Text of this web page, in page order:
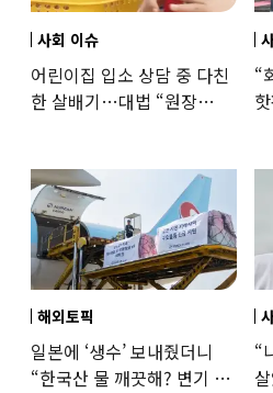
사회 이슈
어린이집 입소 상담 중 다친
한 살배기…대법 “원장
“
해외토픽
일본에 ‘생수’ 보내줬더니
“한국산 물 깨끗해? 변기 물
“